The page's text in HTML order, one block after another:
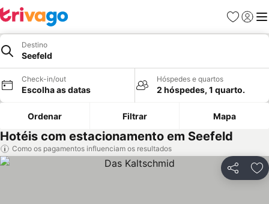
Favoritos
Iniciar
Destino
Seefeld
Check-in/out
Escolha as datas
Hóspedes e quartos
2 hóspedes, 1 quarto.
Ordenar Filtrar Mapa
Hotéis com estacionamento em Seefeld
Como os pagamentos influenciam os resultados
Partilhar